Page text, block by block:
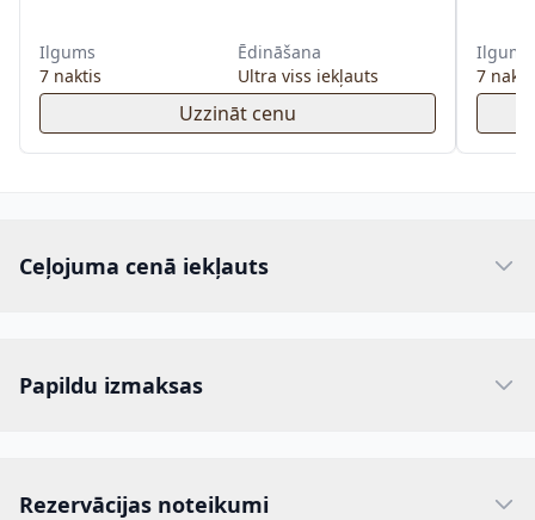
Ilgums
7 naktis
Ēdināšana
Ultra viss iekļauts
Uzzināt cenu
Ilgums
7
Ceļojuma cenā iekļauts
Papildu izmaksas
Rezervācijas noteikumi